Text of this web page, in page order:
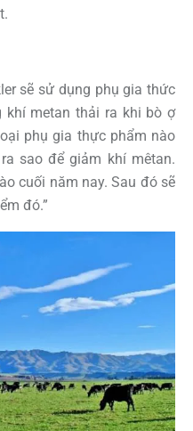
sẽ sử dụng phụ gia thức
khí metan thải ra khi bò ợ
phụ gia thực phẩm nào
sao để giảm khí mêtan.
cuối năm nay. Sau đó sẽ
đó.”